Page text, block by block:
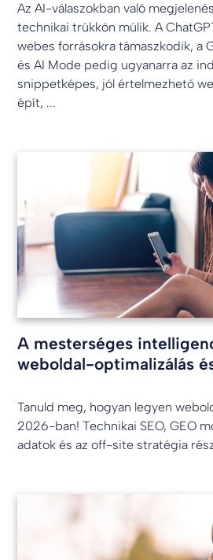
Az AI-válaszokban való
technikai trükkön múlik. A
webes forrásokra támaszkodik, a
és AI Mode pedig ugyanarra az
snippetképes, jól értelmezhető
épít, ...
A mesterséges
weboldal-optimalizálás
Tanuld meg, hogyan legyen
2026-ban! Technikai SEO, GEO
adatok és az off-site stratégia